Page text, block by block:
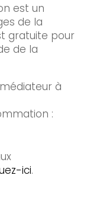
est un
de la
gratuite pour
de la
à
:
ici.